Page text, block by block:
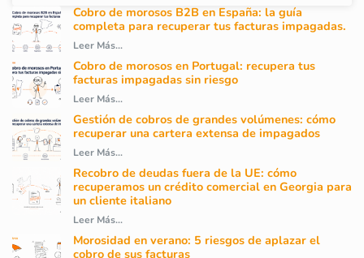
Cobro de morosos B2B en España: la guía
completa para recuperar tus facturas impagadas.
Leer Más...
Cobro de morosos en Portugal: recupera tus
facturas impagadas sin riesgo
Leer Más...
Gestión de cobros de grandes volúmenes: cómo
recuperar una cartera extensa de impagados
Leer Más...
Recobro de deudas fuera de la UE: cómo
recuperamos un crédito comercial en Georgia para
un cliente italiano
Leer Más...
Morosidad en verano: 5 riesgos de aplazar el
cobro de sus facturas